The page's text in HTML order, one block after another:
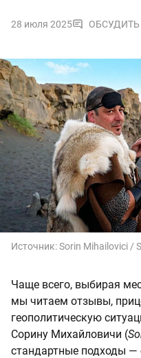
28 июля 2025 ОБСУДИТЬ
Источник:Sorin Mihailovici /
Чаще всего, выбирая
мы читаем отзывы,
геополитическую
Сорину Михайловичи (
стандартные подходы